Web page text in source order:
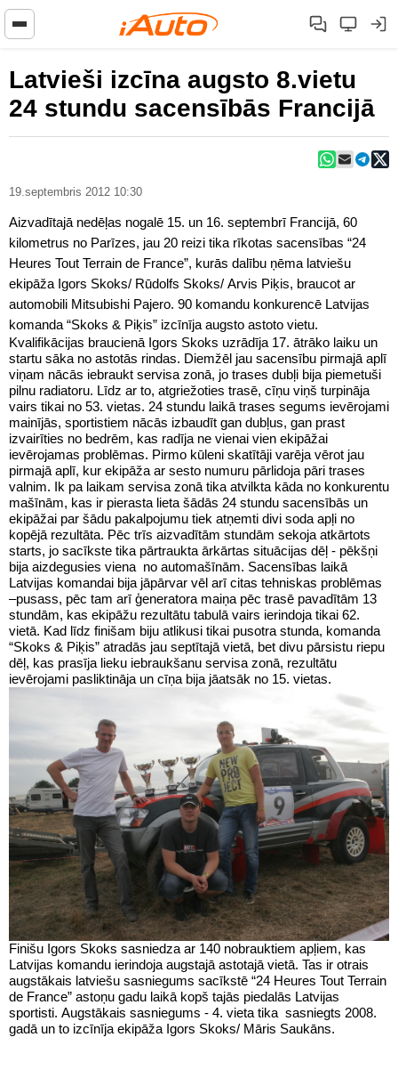
Latvieši izcīna augsto 8.vietu
24 stundu sacensībās Francijā
19.septembris 2012 10:30
Aizvadītajā nedēļas nogalē 15. un 16. septembrī Francijā, 60
kilometrus no Parīzes, jau 20 reizi tika rīkotas sacensības “24
Heures Tout Terrain de France”, kurās dalību ņēma latviešu
ekipāža Igors Skoks/ Rūdolfs Skoks/ Arvis Piķis, braucot ar
automobili Mitsubishi Pajero. 90 komandu konkurencē Latvijas
komanda “Skoks & Piķis” izcīnīja augsto astoto vietu.
Kvalifikācijas braucienā Igors Skoks uzrādīja 17. ātrāko laiku un
startu sāka no astotās rindas. Diemžēl jau sacensību pirmajā aplī
viņam nācās iebraukt servisa zonā, jo trases dubļi bija piemetuši
pilnu radiatoru. Līdz ar to, atgriežoties trasē, cīņu viņš turpināja
vairs tikai no 53. vietas. 24 stundu laikā trases segums ievērojami
mainījās, sportistiem nācās izbaudīt gan dubļus, gan prast
izvairīties no bedrēm, kas radīja ne vienai vien ekipāžai
ievērojamas problēmas. Pirmo kūleni skatītāji varēja vērot jau
pirmajā aplī, kur ekipāža ar sesto numuru pārlidoja pāri trases
valnim. Ik pa laikam servisa zonā tika atvilkta kāda no konkurentu
mašīnām, kas ir pierasta lieta šādās 24 stundu sacensībās un
ekipāžai par šādu pakalpojumu tiek atņemti divi soda apļi no
kopējā rezultāta. Pēc trīs aizvadītām stundām sekoja atkārtots
starts, jo sacīkste tika pārtraukta ārkārtas situācijas dēļ - pēkšņi
bija aizdegusies viena no automašīnām. Sacensības laikā
Latvijas komandai bija jāpārvar vēl arī citas tehniskas problēmas
–pusass, pēc tam arī ģeneratora maiņa pēc trasē pavadītām 13
stundām, kas ekipāžu rezultātu tabulā vairs ierindoja tikai 62.
vietā. Kad līdz finišam biju atlikusi tikai pusotra stunda, komanda
“Skoks & Piķis” atradās jau septītajā vietā, bet divu pārsistu riepu
dēļ, kas prasīja lieku iebraukšanu servisa zonā, rezultātu
ievērojami pasliktināja un cīņa bija jāatsāk no 15. vietas.
Finišu Igors Skoks sasniedza ar 140 nobrauktiem apļiem, kas
Latvijas komandu ierindoja augstajā astotajā vietā. Tas ir otrais
augstākais latviešu sasniegums sacīkstē “24 Heures Tout Terrain
de France” astoņu gadu laikā kopš tajās piedalās Latvijas
sportisti. Augstākais sasniegums - 4. vieta tika sasniegts 2008.
gadā un to izcīnīja ekipāža Igors Skoks/ Māris Saukāns.